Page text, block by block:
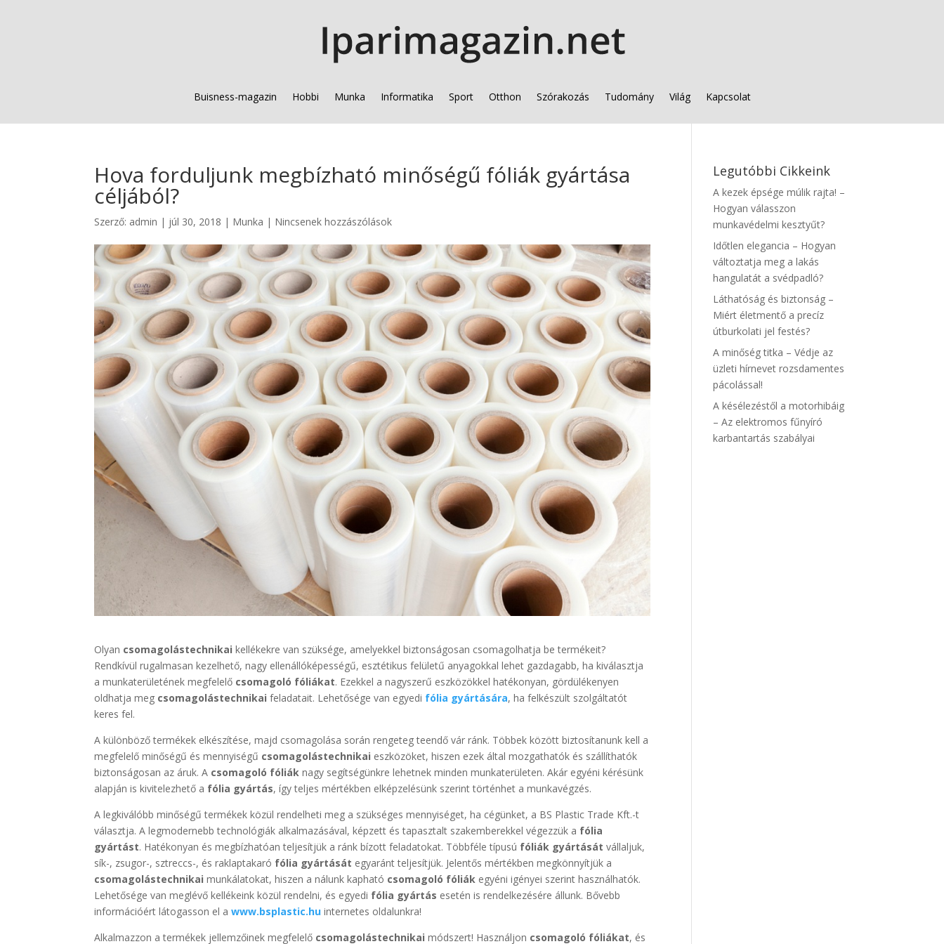
Buisness-magazin Hobbi Munka Informatika Sport Otthon Szórakozás Tudomány Világ Kapcsolat
Hova forduljunk megbízható minőségű fóliák gyártása
céljából?
Szerző: admin | júl 30, 2018 | Munka | Nincsenek hozzászólások
Olyan csomagolástechnikaikellékekre van szüksége, amelyekkel biztonságosan csomagolhatja be termékeit?
Rendkívül rugalmasan kezelhető, nagy ellenállóképességű, esztétikus felületű anyagokkal lehet gazdagabb, ha kiválasztja
a munkaterületének megfelelő csomagoló fóliákat. Ezekkel a nagyszerű eszközökkel hatékonyan, gördülékenyen
oldhatja meg csomagolástechnikai feladatait. Lehetősége van egyedi fólia gyártására, ha felkészült szolgáltatót
keres fel.
A különböző termékek elkészítése, majd csomagolása során rengeteg teendő vár ránk. Többek között biztosítanunk kell a
megfelelő minőségű és mennyiségű csomagolástechnikai eszközöket, hiszen ezek által mozgathatók és szállíthatók
biztonságosan az áruk. A csomagoló fóliák nagy segítségünkre lehetnek minden munkaterületen. Akár egyéni kérésünk
alapján is kivitelezhető a fólia gyártás, így teljes mértékben elképzelésünk szerint történhet a munkavégzés.
A legkiválóbb minőségű termékek közül rendelheti meg a szükséges mennyiséget, ha cégünket, a BS Plastic Trade Kft.-t
választja. A legmodernebb technológiák alkalmazásával, képzett és tapasztalt szakemberekkel végezzük a fólia
gyártást. Hatékonyan és megbízhatóan teljesítjük a ránk bízott feladatokat. Többféle típusú fóliák gyártását vállaljuk,
sík-, zsugor-, sztreccs-, és raklaptakaró fólia gyártását egyaránt teljesítjük. Jelentős mértékben megkönnyítjük a
csomagolástechnikaimunkálatokat, hiszen a nálunk kapható csomagoló fóliák egyéni igényei szerint használhatók.
Lehetősége van meglévő kellékeink közül rendelni, és egyedi fólia gyártás esetén is rendelkezésére állunk. Bővebb
információért látogasson el awww.bsplastic.huinternetes oldalunkra!
Alkalmazzon a termékek jellemzőinek megfelelő csomagolástechnikaimódszert! Használjon csomagoló fóliákat, és
Legutóbbi Cikkeink
A kezek épsége múlik rajta! –
Hogyan válasszon
munkavédelmi kesztyűt?
Időtlen elegancia – Hogyan
változtatja meg a lakás
hangulatát a svédpadló?
Láthatóság és biztonság –
Miért életmentő a precíz
útburkolati jel festés?
A minőség titka – Védje az
üzleti hírnevet rozsdamentes
pácolással!
A késélezéstől a motorhibáig
– Az elektromos fűnyíró
karbantartás szabályai